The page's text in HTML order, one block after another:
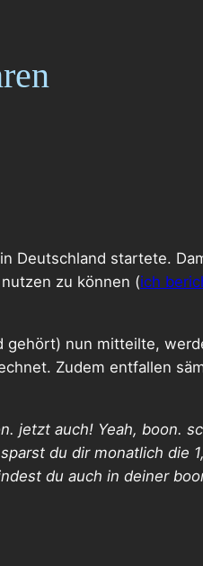
Deutschland startete.
zu können (ich
nun mitteilte,
Zudem entfallen
jetzt auch! Yeah, boon.
du dir monatlich die
du auch in deiner